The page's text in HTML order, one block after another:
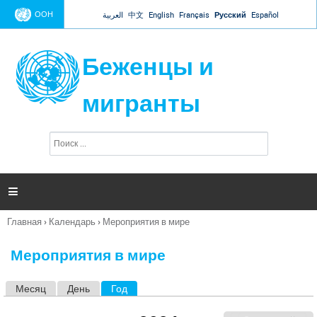
Jump to navigation
ООН العربية 中文 English Français Русский Español
Беженцы и
мигранты
п
и

Вы
Главная › Календарь › Мероприятия в мире
Мероприятия в мире
Месяц День Год